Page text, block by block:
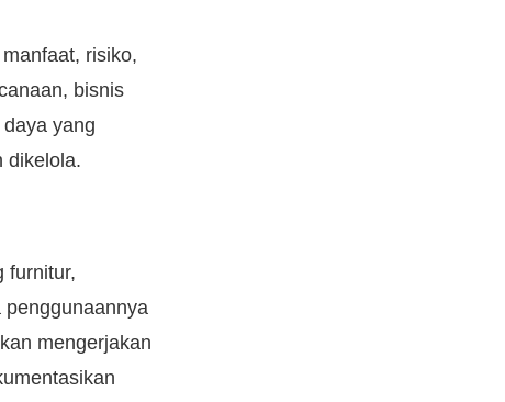
risiko,
bisnis
yang
dikelola.
furnitur,
mengerjakan